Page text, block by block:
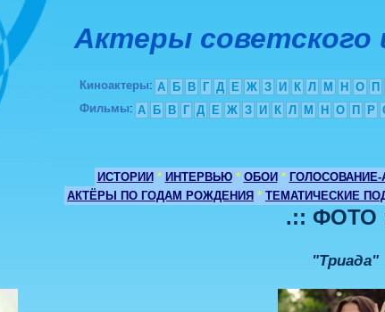
Актеры советского
Киноактеры: А Б В Г Д Е Ж З И К Л М Н О П
Фильмы: А Б В Г Д Е Ж З И К Л М Н О П Р
ИСТОРИИ * ИНТЕРВЬЮ * ОБОИ * ГОЛОСОВАНИЕ-
АКТЁРЫ ПО ГОДАМ РОЖДЕНИЯ * ТЕМАТИЧЕСКИЕ
.:: ФОТО
"Триада"